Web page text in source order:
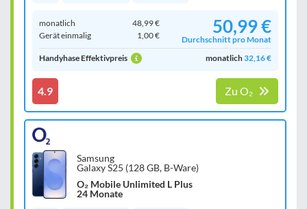
monatlich
48,99 €
Gerät einmalig
1,00 € 50,99 €
Durchschnitt pro Monat
Handyhase Effektivpreis
monatlich32,16 €
4.9 Zu O₂
Samsung
Galaxy S25 (128 GB, B-Ware)
O₂ Mobile Unlimited L Plus
24 Monate